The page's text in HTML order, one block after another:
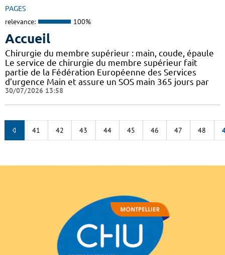
PAGES
relevance: 100%
Accueil
Chirurgie du membre supérieur : main, coude, épaule
Le service de chirurgie du membre supérieur fait
partie de la Fédération Européenne des Services
d’urgence Main et assure un SOS main 365 jours par
30/07/2026 13:58
41 42 43 44 45 46 47 48